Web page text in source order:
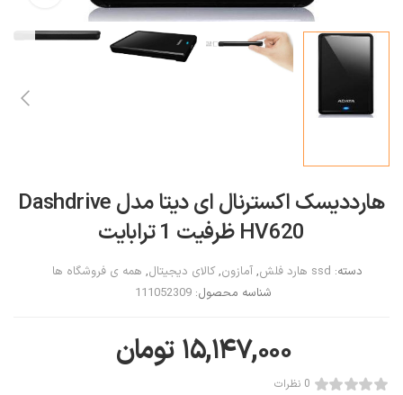
هارددیسک اکسترنال ای دیتا مدل Dashdrive
HV620 ظرفیت 1 ترابایت
دسته: ssd هارد فلش , آمازون,کالای دیجیتال, همه ی فروشگاه ها
شناسه محصول:111052309
۱۵,۱۴۷,۰۰۰ تومان
0 نظرات